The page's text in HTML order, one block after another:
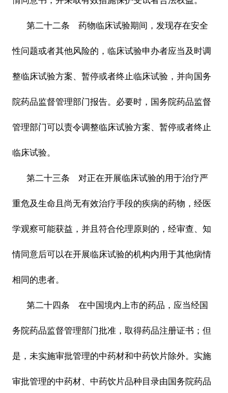
第二十二条 药物临床试验期间，发现存在安全
性问题或者其他风险的，临床试验申办者应当及时调
整临床试验方案、暂停或者终止临床试验，并向国务
院药品监督管理部门报告。必要时，国务院药品监督
管理部门可以责令调整临床试验方案、暂停或者终止
临床试验。
第二十三条 对正在开展临床试验的用于治疗严
重危及生命且尚无有效治疗手段的疾病的药物，经医
学观察可能获益，并且符合伦理原则的，经审查、知
情同意后可以在开展临床试验的机构内用于其他病情
相同的患者。
第二十四条 在中国境内上市的药品，应当经国
务院药品监督管理部门批准，取得药品注册证书；但
是，未实施审批管理的中药材和中药饮片除外。实施
审批管理的中药材、中药饮片品种目录由国务院药品